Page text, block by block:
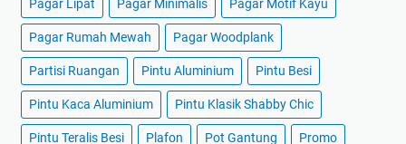
Pagar Lipat Pagar Minimalis Pagar Motif Kayu
Pagar Rumah Mewah Pagar Woodplank
Partisi Ruangan Pintu Aluminium Pintu Besi
Pintu Kaca Aluminium Pintu Klasik Shabby Chic
Pintu Teralis Besi Plafon Pot Gantung Promo